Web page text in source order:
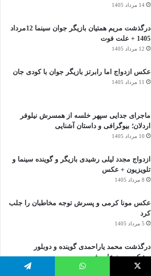
14 مرداد 1405
درگذشت مریم همتیان بازیگر جوان سینما 12مرداد
1405 + علت فوت
12 مرداد 1405
عکس ازدواج اما رابرتز بازیگر جوان با کودی جان
11 مرداد 1405
ماجرای جدایی سپهر خلسه از همسرش نیلوفر
اردلان؛ بیوگرافی و داستان آشنایی
10 مرداد 1405
ازدواج مجدد لیلی رشیدی بازیگر و گوینده سینما و
تلویزیون + عکس
8 مرداد 1405
عکس مونا کرمی و پسرش توجه مخاطبان را جلب
کرد
5 مرداد 1405
درگذشت محمد یاراحمدی گوینده و دوبلور
پیشکسوت + علت فوت